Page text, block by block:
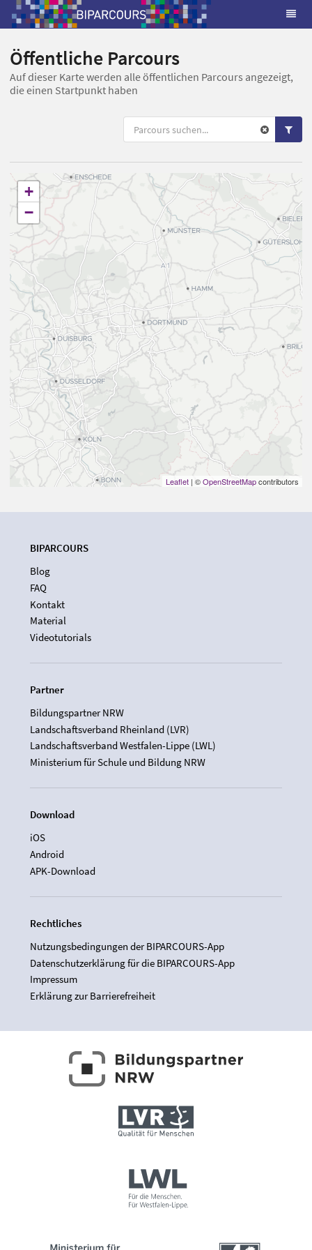
Öffentliche Parcours
Auf dieser Karte werden alle öffentlichen Parcours angezeigt,
die einen Startpunkt haben
+
−
Leaflet | ©OpenStreetMapcontributors
BIPARCOURS
Blog
FAQ
Kontakt
Material
Videotutorials
Partner
Bildungspartner NRW
Landschaftsverband Rheinland (LVR)
Landschaftsverband Westfalen-Lippe (LWL)
Ministerium für Schule und Bildung NRW
Download
iOS
Android
APK-Download
Rechtliches
Nutzungsbedingungen der BIPARCOURS-App
Datenschutzerklärung für die BIPARCOURS-App
Impressum
Erklärung zur Barrierefreiheit